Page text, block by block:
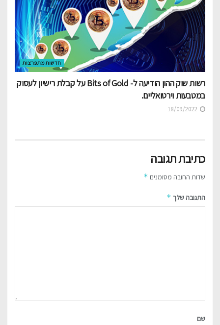
חדשות מתפרצות
רשות שוק ההון הודיעה ל- Bits of Gold על קבלת רישיון לעסוק
במטבעות וירטואליים.
כתיבת תגובה
שדות החובה מסומנים *
התגובה שלך *
שם